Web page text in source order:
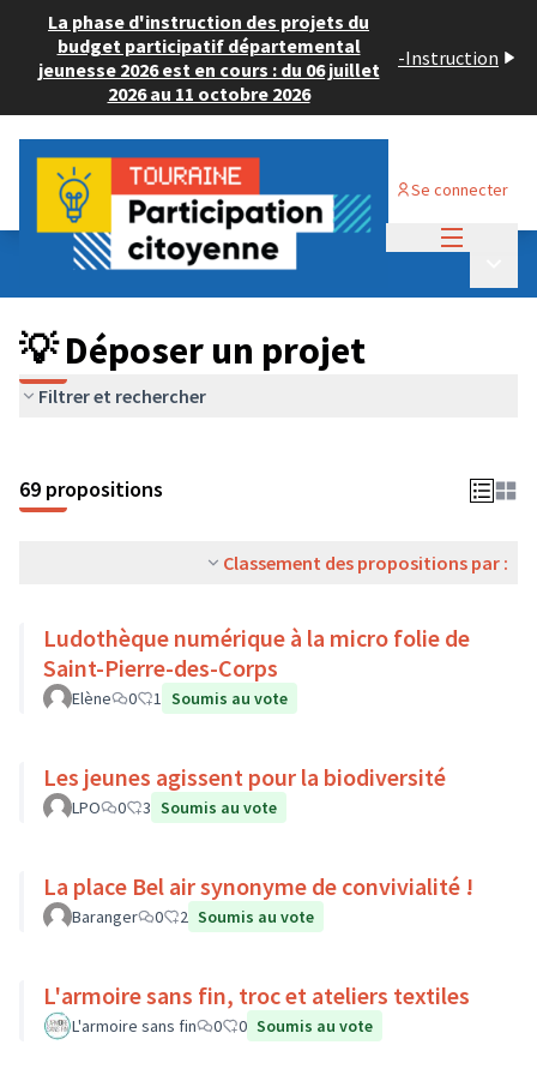
La phase d'instruction des projets du
budget participatif départemental
jeunesse 2026 est en cours : du 06 juillet
2026 au 11 octobre 2026
-Instruction
Se connecter
Budget Participatif ADULTE 2024
💡 Déposer un projet
💡 Déposer un projet
Filtrer et rechercher
69 propositions
Classement des propositions par :
Ludothèque numérique à la micro folie de
Saint-Pierre-des-Corps
Elène 0 1 Soumis au vote
Les jeunes agissent pour la biodiversité
LPO 0 3 Soumis au vote
La place Bel air synonyme de convivialité !
Baranger 0 2 Soumis au vote
L'armoire sans fin, troc et ateliers textiles
L'armoire sans fin 0 0 Soumis au vote